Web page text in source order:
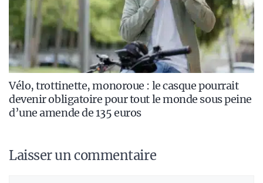
Vélo, trottinette, monoroue : le casque pourrait
devenir obligatoire pour tout le monde sous peine
d’une amende de 135 euros
Laisser un commentaire